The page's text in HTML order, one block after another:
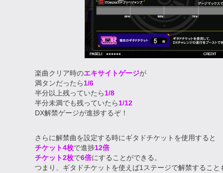
楽曲クリア時のエキサイトゲージが
満タンだったら1/6
半分以上残っていたら1/8
半分未満でも残っていたら1/12
DX解禁ゲージが進捗するぞ！
さらに解禁曲を設定する時にギタドチケットを使用すると
チケット4枚で進捗12倍
チケット2枚で6倍にすることができる。
つまり、ギタドチケットを使えば1ステージで解禁すること